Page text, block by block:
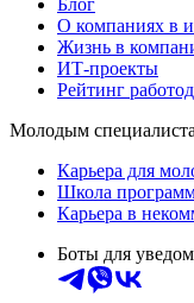
О компаниях в
Жизнь в
ИТ-проекты
Рейтинг
Молодым
Карьера для
Школа
Карьера в
Боты для